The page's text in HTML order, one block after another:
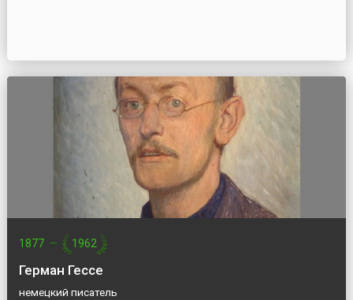
1877 — 1962
Герман Гессе
немецкий писатель